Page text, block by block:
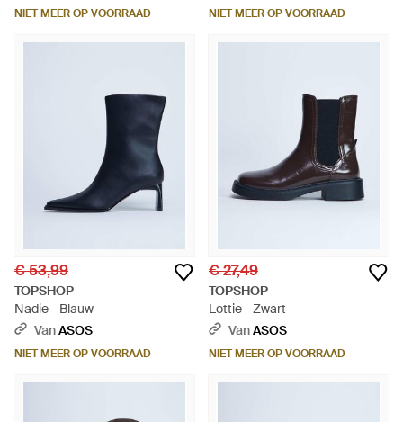
NIET MEER OP VOORRAAD NIET MEER OP VOORRAAD
€ 53,99
TOPSHOP
Nadie - Blauw
VanASOS
NIET MEER OP VOORRAAD
€ 27,49
TOPSHOP
Lottie - Zwart
VanASOS
NIET MEER OP VOORRAAD